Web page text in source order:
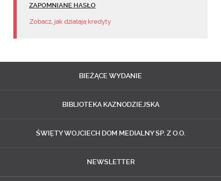
ZAPOMNIANE HASŁO
Zobacz, jak działają kredyty
BIEŻĄCE WYDANIE
BIBLIOTEKA KAZNODZIEJSKA
ŚWIĘTY WOJCIECH DOM MEDIALNY SP. Z O.O.
NEWSLETTER